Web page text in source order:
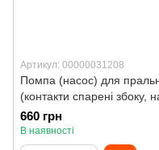
Артикул: 00000031208
Помпа (насос) для
(контакти спарені збоку,
660 грн
В наявності